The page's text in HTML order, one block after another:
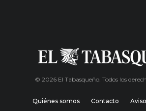
© 2026 El Tabasqueño. Todos los
Quiénes somos Contacto